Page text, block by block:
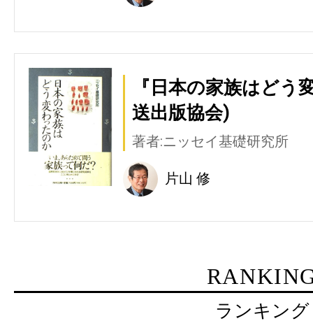
『日本の家族はどう
送出版協会)
著者:ニッセイ基礎研究所
片山 修
ランキング